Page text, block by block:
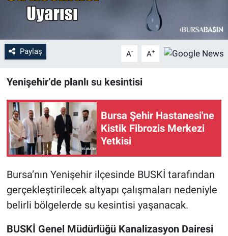
Paylaş A- A+
Yenişehir’de planlı su kesintisi
Bursa Şehir Hastanesi'ne
Kistik Fibrozis Merkezi
Yetkisi
Bursa’nın Yenişehir ilçesinde BUSKİ tarafından
gerçekleştirilecek altyapı çalışmaları nedeniyle
belirli bölgelerde su kesintisi yaşanacak.
BUSKİ Genel Müdürlüğü Kanalizasyon Dairesi
Ekonomi
Teknoloji
Magazin
Siyaset
Yaşam
Nöbetçi Eczaneler